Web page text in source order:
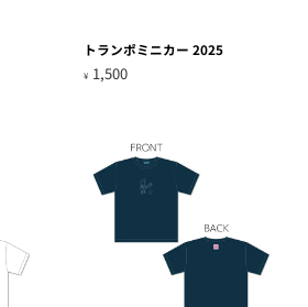
トランポミニカー 2025
¥ 1,500